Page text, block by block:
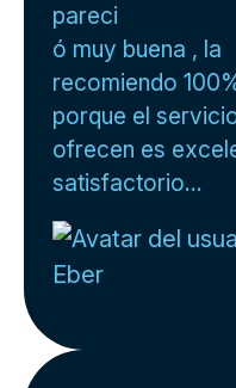
pareci
ó muy buena , la
recomiendo
porque el
ofrecen es
satisfactorio...
Eber